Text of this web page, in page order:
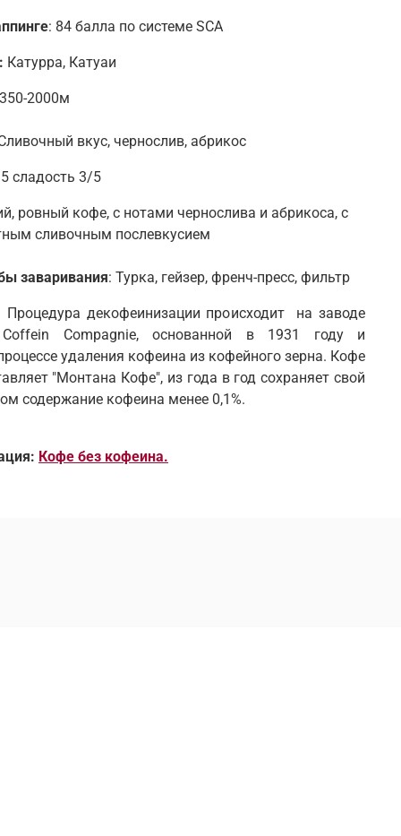
: 84 балла по системе SCA
Катурра, Катуаи
2000м
вкус, чернослив, абрикос
сладость 3/5
ровный кофе, с нотами чернослива и абрикоса, с
сливочным послевкусием
заваривания: Турка, гейзер, френч-пресс, фильтр
Процедура декофеинизации происходит на заводе
Compagnie, основанной в 1931 году и
удаления кофеина из кофейного зерна. Кофе
"Монтана Кофе", из года в год сохраняет свой
этом содержание кофеина менее 0,1%.
Кофе без кофеина.